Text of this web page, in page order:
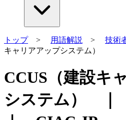
トップ> 用語解説 > 技術
キャリアアップシステム）
CCUS（建設キ
システム）